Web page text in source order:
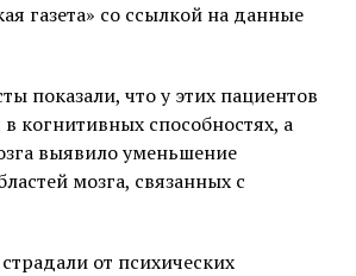
газета» со ссылкой на данные
показали, что у этих пациентов
когнитивных способностях, а
выявило уменьшение
мозга, связанных с
от психических